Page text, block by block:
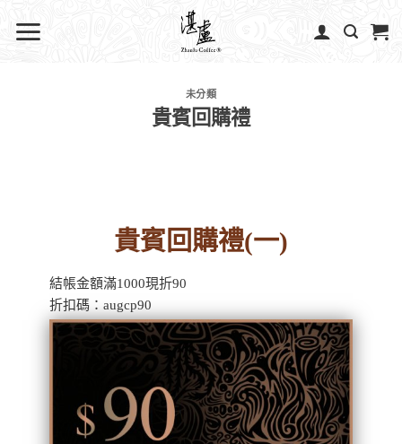
未分類
貴賓回購禮
貴賓回購禮(一)
結帳金額滿1000現折90
折扣碼：augcp90